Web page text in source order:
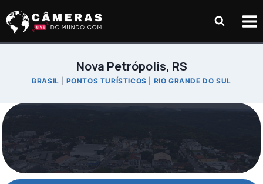
para
Nova Petrópolis, RS
BRASIL PONTOS TURÍSTICOS RIO GRANDE DO SUL